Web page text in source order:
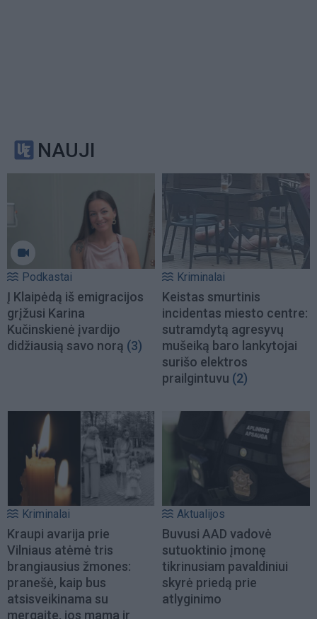
NAUJI
Podkastai
Į Klaipėdą iš emigracijos
grįžusi Karina
Kučinskienė įvardijo
didžiausią savo norą (3)
Kriminalai
Keistas smurtinis
incidentas miesto centre:
sutramdytą agresyvų
mušeiką baro lankytojai
surišo elektros
prailgintuvu (2)
Kriminalai
Kraupi avarija prie
Vilniaus atėmė tris
brangiausius žmones:
pranešė, kaip bus
atsisveikinama su
mergaite, jos mama ir
Aktualijos
Buvusi AAD vadovė
sutuoktinio įmonę
tikrinusiam pavaldiniui
skyrė priedą prie
atlyginimo